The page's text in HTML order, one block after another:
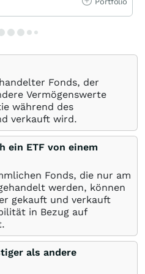
Fonds, der
Vermögenswerte
während des
verkauft wird.
ein ETF von einem
Fonds, die nur am
werden, können
gekauft und verkauft
in Bezug auf
als andere